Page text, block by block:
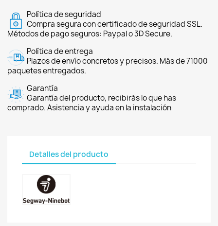
Política de seguridad
Compra segura con certificado de seguridad SSL.
Métodos de pago seguros: Paypal o 3D Secure.
Política de entrega
Plazos de envío concretos y precisos. Más de 71000
paquetes entregados.
Garantía
Garantía del producto, recibirás lo que has
comprado. Asistencia y ayuda en la instalación
Detalles del producto